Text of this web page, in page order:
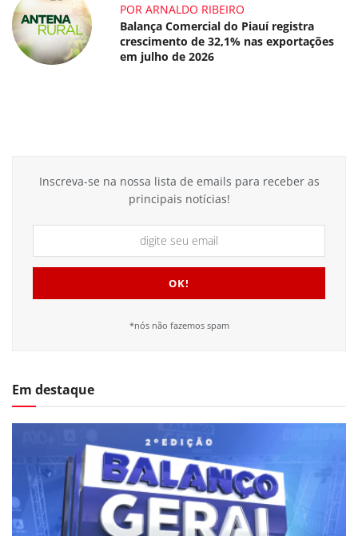
POR ARNALDO RIBEIRO
Balança Comercial do Piauí registra
crescimento de 32,1% nas exportações
em julho de 2026
Inscreva-se na nossa lista de emails para receber as
principais notícias!
*nós não fazemos spam
Em destaque